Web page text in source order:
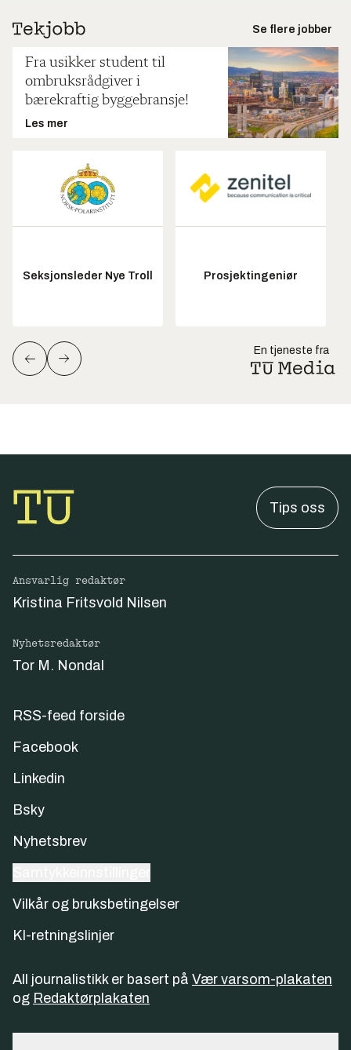
Se flere jobber
Fra usikker student til
ombruksrådgiver i
bærekraftig byggebransje!
Les mer
Seksjonsleder Nye Troll Prosjektingeniør
En tjeneste fra
Tips oss
Ansvarlig redaktør
Kristina Fritsvold Nilsen
Nyhetsredaktør
Tor M. Nondal
RSS-feed forside
Facebook
Linkedin
Bsky
Nyhetsbrev
Vilkår og bruksbetingelser
KI-retningslinjer
All journalistikk er basert på Vær varsom-plakaten
og Redaktørplakaten